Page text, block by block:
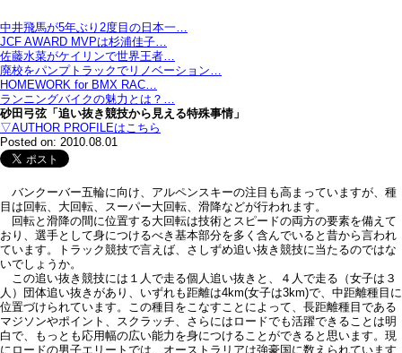
中井飛馬が5年ぶり2度目の日本一…
JCF AWARD MVPは杉浦佳子…
佐藤水菜がケイリンで世界王者…
廃校をパンプトラックでリノベーション…
HOMEWORK for BMX RAC…
ランニングバイクの魅力とは？…
砂田弓弦「追い抜き競技から見える特殊事情」
▽AUTHOR PROFILEはこちら
Posted on: 2010.08.01
バンクーバー五輪に向け、アルペンスキーの注目も高まっていますが、種
目は回転、大回転、スーパー大回転、滑降などが行われます。
回転と滑降の間に位置する大回転は技術とスピードの両方の要素を備えて
おり、選手として身につけるべき基本部分を多く含んでいると昔から言われ
ています。トラック競技で言えば、さしずめ追い抜き競技に当たるのではな
いでしょうか。
この追い抜き競技には１人で走る個人追い抜きと、４人で走る（女子は３
人）団体追い抜きがあり、いずれも距離は4km(女子は3km)で、中距離種目に
位置づけられています。この種目をこなすことによって、長距離種目である
マジソンやポイント、スクラッチ、さらにはロードでも活躍できることは明
白で、もっとも応用幅の広い能力を身につけることができると思います。現
にロードの男子エリートでは、オーストラリアは強豪国に数えられています